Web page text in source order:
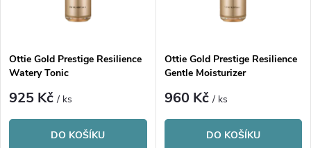
p
r
o
s
p
r
Ottie Gold Prestige Resilience
Watery Tonic
925 Kč/ ks
DO KOŠÍKU
Ottie Gold Prestige Resilience
Gentle Moisturizer
960 Kč/ ks
DO KOŠÍKU